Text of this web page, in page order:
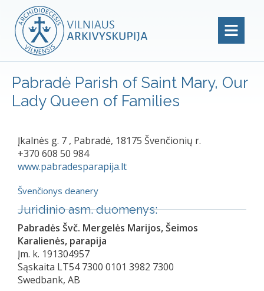
Pabradė Parish of Saint Mary, Our
Lady Queen of Families
Įkalnės g. 7 , Pabradė, 18175 Švenčionių r.
+370 608 50 984
www.pabradesparapija.lt
Švenčionys deanery
Juridinio asm. duomenys:
Pabradės Švč. Mergelės Marijos, Šeimos
Karalienės, parapija
Įm. k. 191304957
Sąskaita LT54 7300 0101 3982 7300
Swedbank, AB